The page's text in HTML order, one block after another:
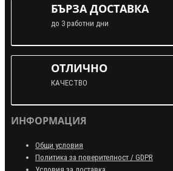
БЪРЗА ДОСТАВКА
до 3 работни дни
ОТЛИЧНО
КАЧЕСТВО
ИНФОРМАЦИЯ
Общи условия
Политика за поверителност / GDPR